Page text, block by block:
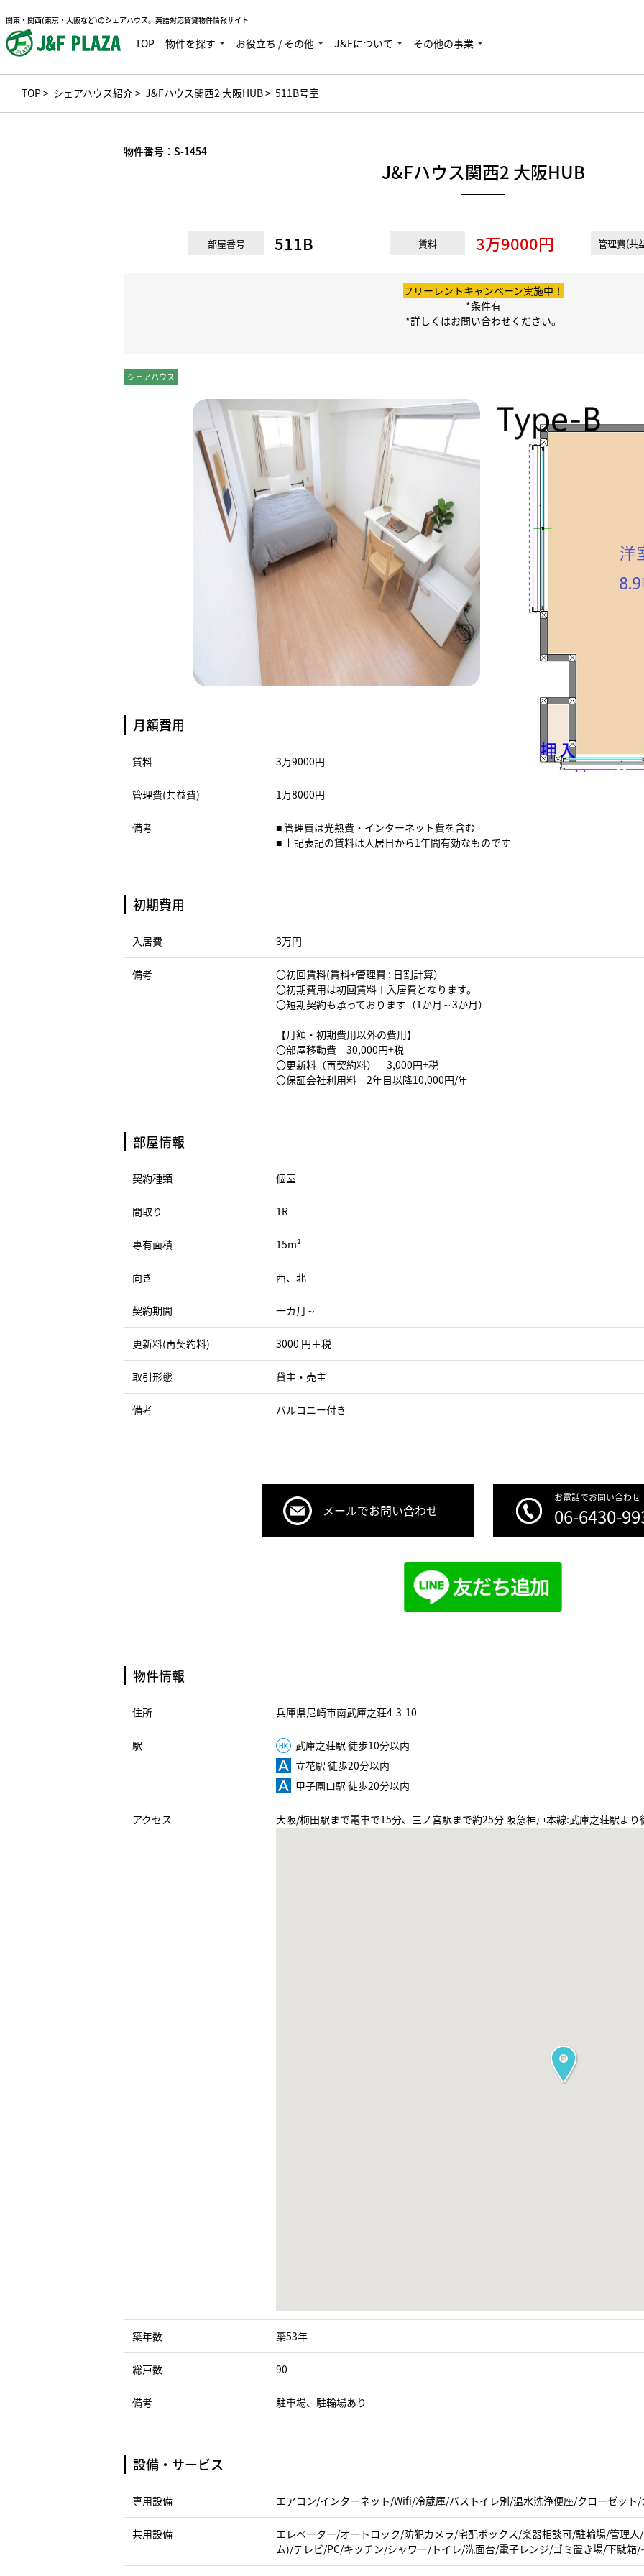
関東・関西(東京・大阪など)のシェアハウス。英語対応賃貸物件情報サイト
TOP 物件を探す お役立ち / その他 J&Fについて その他の事業
TOP> シェアハウス紹介> J&Fハウス関西2 大阪HUB> 511B号室
物件番号： S-1454
J&Fハウス関西2 大阪HUB
部屋番号 511B 賃料 3万9000円 管理費(共
フリーレントキャンペーン実施中！
*条件有
*詳しくはお問い合わせください。
シェアハウス
月額費用
賃料 3万9000円
管理費(共益費) 1万8000円
備考
■ 管理費は光熱費・インターネット費を含む
■ 上記表記の賃料は入居日から1年間有効なものです
初期費用
入居費 3万円
備考
〇初回賃料(賃料+管理費 : 日割計算）
〇初期費用は初回賃料＋入居費となります。
〇短期契約も承っております（1か月～3か月）
【月額・初期費用以外の費用】
〇部屋移動費 30,000円+税
〇更新料（再契約料） 3,000円+税
〇保証会社利用料 2年目以降10,000円/年
部屋情報
契約種類 個室
間取り 1R
専有面積 15m²
向き 西、北
契約期間 一カ月～
更新料(再契約料) 3000 円＋税
取引形態 貸主・売主
備考 バルコニー付き
メールでお問い合わせ
お電話でお問い合わせ
06-6430-
物件情報
住所 兵庫県尼崎市南武庫之荘4-3-10
駅
武庫之荘駅 徒歩10分以内
立花駅 徒歩20分以内
甲子園口駅 徒歩20分以内
アクセス 大阪/梅田駅まで電車で15分、三ノ宮駅まで約25分 阪急神戸本線:武庫之荘駅より
築年数 築53年
総戸数 90
備考 駐車場、駐輪場あり
設備・サービス
専用設備 エアコン/インターネット/Wifi/冷蔵庫/バストイレ別/温水洗浄便座/クローゼット
共用設備
エレベーター/オートロック/防犯カメラ/宅配ボックス/楽器相談可/駐輪場/管理
ム)/テレビ/PC/キッチン/シャワー/トイレ/洗面台/電子レンジ/ゴミ置き場/下駄箱